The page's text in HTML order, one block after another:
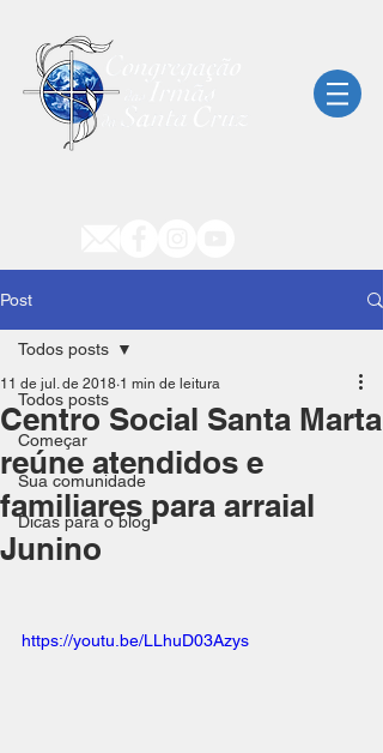
Post
Todos posts
Começar
Sua comunidade
Dicas para o blog
Todos posts
Centro Social Santa Marta
reúne atendidos e
familiares para arraial
Junino
11 de jul. de 2018 1 min de leitura
https://youtu.be/LLhuD03Azys